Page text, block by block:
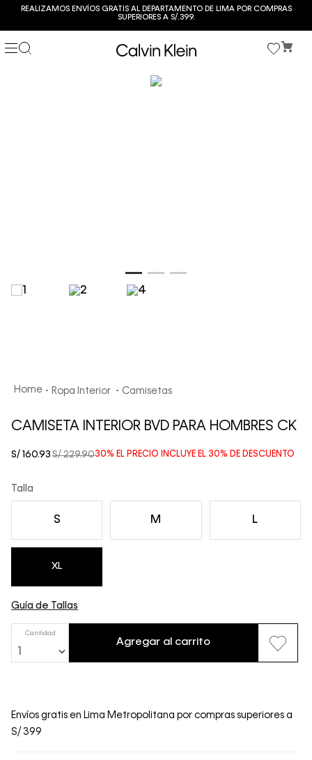
REALIZAMOS ENVÍOS GRATIS AL DEPARTAMENTO DE LIMA POR COMPRAS
SUPERIORES A S/.399.
Ropa Interior Camisetas
CAMISETA INTERIOR BVD PARA HOMBRES CK
30% EL PRECIO INCLUYE EL 30% DE DESCUENTO
S/ 229.90
S/ 160.93
Talla
L
M
S
XL
Guía de Tallas
Cantidad
Agregar al carrito
Envíos gratis en Lima Metropolitana por compras superiores a
S/ 399